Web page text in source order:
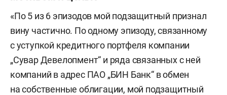
«По 5 из 6 эпизодов мой подзащитный признал
вину частично. По одному эпизоду, связанному
с уступкой кредитного портфеля компании
„Сувар Девелопмент“ и ряда связанных с ней
компаний в адрес ПАО „БИН Банк“ в обмен
на собственные облигации, мой подзащитный